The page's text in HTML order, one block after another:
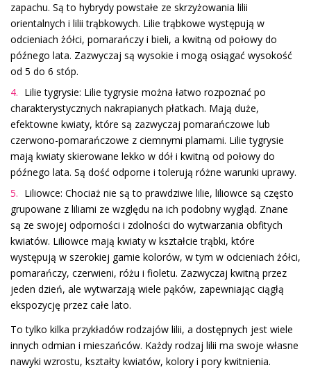
zapachu. Są to hybrydy powstałe ze skrzyżowania lilii
orientalnych i lilii trąbkowych. Lilie trąbkowe występują w
odcieniach żółci, pomarańczy i bieli, a kwitną od połowy do
późnego lata. Zazwyczaj są wysokie i mogą osiągać wysokość
od 5 do 6 stóp.
Lilie tygrysie: Lilie tygrysie można łatwo rozpoznać po
charakterystycznych nakrapianych płatkach. Mają duże,
efektowne kwiaty, które są zazwyczaj pomarańczowe lub
czerwono-pomarańczowe z ciemnymi plamami. Lilie tygrysie
mają kwiaty skierowane lekko w dół i kwitną od połowy do
późnego lata. Są dość odporne i tolerują różne warunki uprawy.
Liliowce: Chociaż nie są to prawdziwe lilie, liliowce są często
grupowane z liliami ze względu na ich podobny wygląd. Znane
są ze swojej odporności i zdolności do wytwarzania obfitych
kwiatów. Liliowce mają kwiaty w kształcie trąbki, które
występują w szerokiej gamie kolorów, w tym w odcieniach żółci,
pomarańczy, czerwieni, różu i fioletu. Zazwyczaj kwitną przez
jeden dzień, ale wytwarzają wiele pąków, zapewniając ciągłą
ekspozycję przez całe lato.
To tylko kilka przykładów rodzajów lilii, a dostępnych jest wiele
innych odmian i mieszańców. Każdy rodzaj lilii ma swoje własne
nawyki wzrostu, kształty kwiatów, kolory i pory kwitnienia.